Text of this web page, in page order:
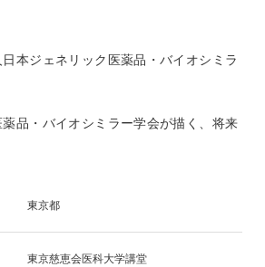
本ジェネリック医薬品・バイオシミラ
品・バイオシミラー学会が描く、将来
東京都
東京慈恵会医科大学講堂